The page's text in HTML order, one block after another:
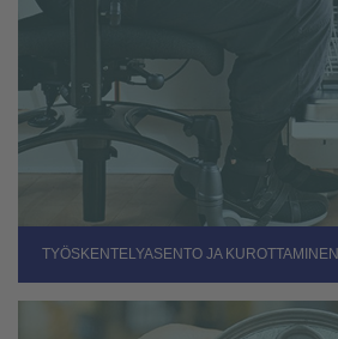
TYÖSKENTELYASENTO JA KUROTTAMINEN